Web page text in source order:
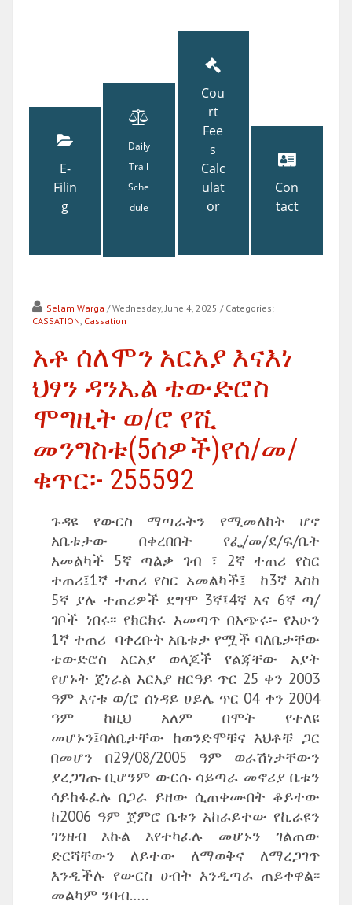
E-
Filin
g
Daily
Trail
Sche
dule
Cou
rt
Fee
s
Calc
ulat
or
Con
tact
Selam Warga / Wednesday, June 4, 2025 / Categories:
CASSATION, Cassation
አቶ ሰለሞን አርአያ እናእነ
ህፃን ዳንኤል ቴውድሮስ
ሞግዚት ወ/ሮ የሺ
መንግስቱ(5ሰዎች)የሰ/መ/
ቁጥር፡- 255592
ጉዳዩ የውርስ ማጣራትን የሚመለከት ሆኖ
አቤቱታው በቀረበበት የፌ/መ/ደ/ፍ/ቤት
አመልካች 5ኛ ጣልቃ ገብ ፣ 2ኛ ተጠሪ የስር
ተጠሪ፤1ኛ ተጠሪ የስር አመልካች፤ ከ3ኛ እስከ
5ኛ ያሉ ተጠሪዎች ደግሞ 3ኛ፤4ኛ እና 6ኛ ጣ/
ገቦች ነበሩ፡፡ የክርክሩ አመጣጥ በአጭሩ፡- የአሁን
1ኛ ተጠሪ ባቀረቡት አቤቱታ የሟች ባለቤታቸው
ቴውድሮስ አርአያ ወላጆች የልጃቸው አያት
የሆኑት ጀነራል አርአያ ዘርዓይ ጥር 25 ቀን 2003
ዓም እናቱ ወ/ሮ ሰነዳይ ሀይሌ ጥር 04 ቀን 2004
ዓም ከዚህ አለም በሞት የተለዩ
መሆኑን፤ባለቤታቸው ከወንድሞቹና እህቶቹ ጋር
በመሆን በ29/08/2005 ዓም ወራሽነታቸውን
ያረጋገጡ ቢሆንም ውርሱ ሳይጣራ መኖሪያ ቤቱን
ሳይከፋፈሉ በጋራ ይዘው ሲጠቀሙበት ቆይተው
ከ2006 ዓም ጀምሮ ቤቱን አከራይተው የኪራዩን
ገንዘብ እኩል እየተካፈሉ መሆኑን ገልጠው
ድርሻቸውን ለይተው ለማወቅና ለማረጋገጥ
እንዲችሉ የውርስ ሀብት እንዲጣራ ጠይቀዋል፡፡
መልካም ንባብ…..